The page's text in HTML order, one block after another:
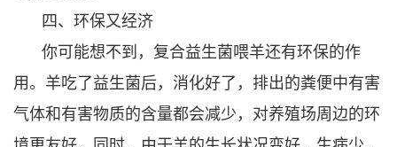
四、环保又经济
你可能想不到，复合益生菌喂羊还有环保的作
用。羊吃了益生菌后，消化好了，排出的粪便中有害
气体和有害物质的含量都会减少，对养殖场周边的环